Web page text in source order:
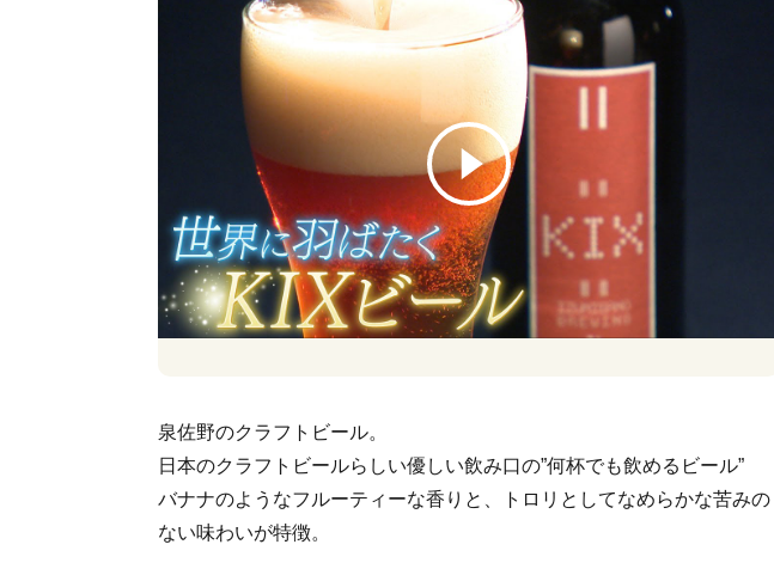
泉佐野のクラフトビール。
日本のクラフトビールらしい優しい飲み口の”何杯でも飲めるビール”
バナナのようなフルーティーな香りと、トロリとしてなめらかな苦みの
ない味わいが特徴。